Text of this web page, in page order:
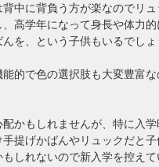
中に背負う方が楽なのでリ
、高学年になって身長や体力
を、という子供もいるでしょ
的で色の選択肢も大変豊富
かもしれませんが、特に入
提げかばんやリュックだと
しれないので新入学を控え